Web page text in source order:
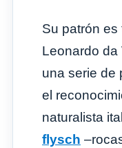
Su patrón es
Leonardo da
una serie de
el
naturalista
flysch